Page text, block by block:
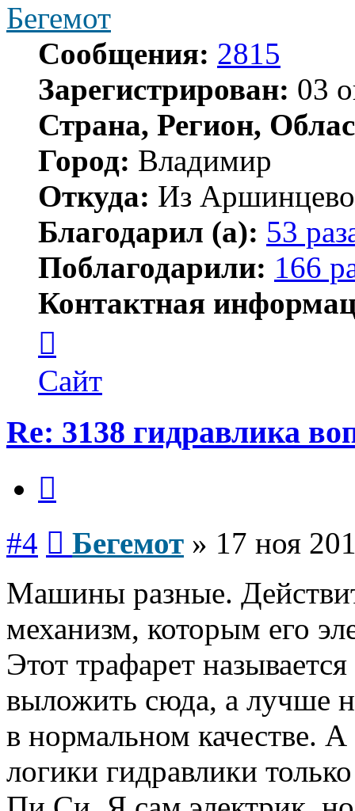
Бегемот
Сообщения: 2815
Зарегистрирован: 03
Страна, Регион,
Город: Владимир
Откуда: Из
Благодарил (а): 53
Поблагодарили: 166
Контактная
пользователя
Бегемот
Сайт
Re: 3138 гидравлика
#4 Бегемот » 17 ноя
Машины разные.
механизм, которым его
Этот трафарет
выложить сюда, а лучше
в нормальном качестве.
логики гидравлики